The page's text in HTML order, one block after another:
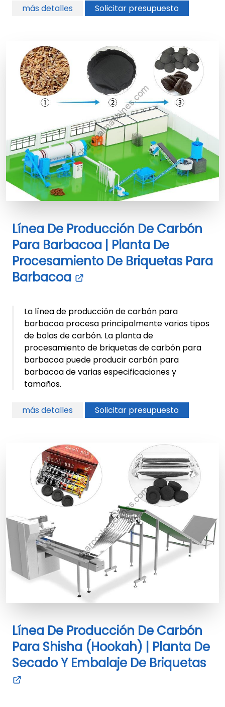
más detalles Solicitar presupuesto
Línea De Producción De Carbón
Para Barbacoa | Planta De
Procesamiento De Briquetas Para
Barbacoa
La línea de producción de carbón para
barbacoa procesa principalmente varios tipos
de bolas de carbón. La planta de
procesamiento de briquetas de carbón para
barbacoa puede producir carbón para
barbacoa de varias especificaciones y
tamaños.
más detalles Solicitar presupuesto
Línea De Producción De Carbón
Para Shisha (hookah) | Planta De
Secado Y Embalaje De Briquetas